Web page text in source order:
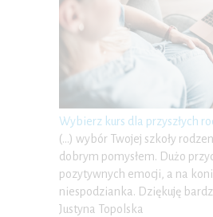
Wybierz kurs dla przyszłych
(…) wybór Twojej szkoły
dobrym pomysłem. Dużo
pozytywnych emocji, a na
niespodzianka. Dziękuję
Justyna Topolska